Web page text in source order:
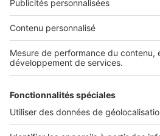
NOS APPLICATIONS
Découvrez nos applications
Tous nos services pro
Accès client
Mes annonces sur SeLoger